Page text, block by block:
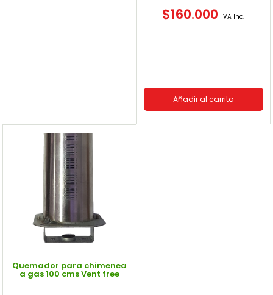
$160.000 IVA Inc.
Añadir al carrito
Quemador para chimenea
a gas 100 cms Vent free